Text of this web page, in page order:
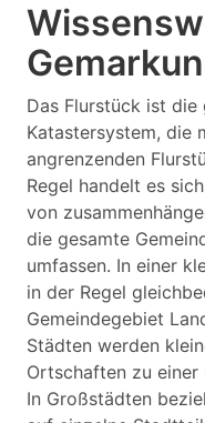
Das Flurstück ist
Katastersystem, die
angrenzenden
Regel handelt es
von
die gesamte
umfassen. In einer
in der Regel
Gemeindegebiet
Städten werden
Ortschaften zu einer
In Großstädten